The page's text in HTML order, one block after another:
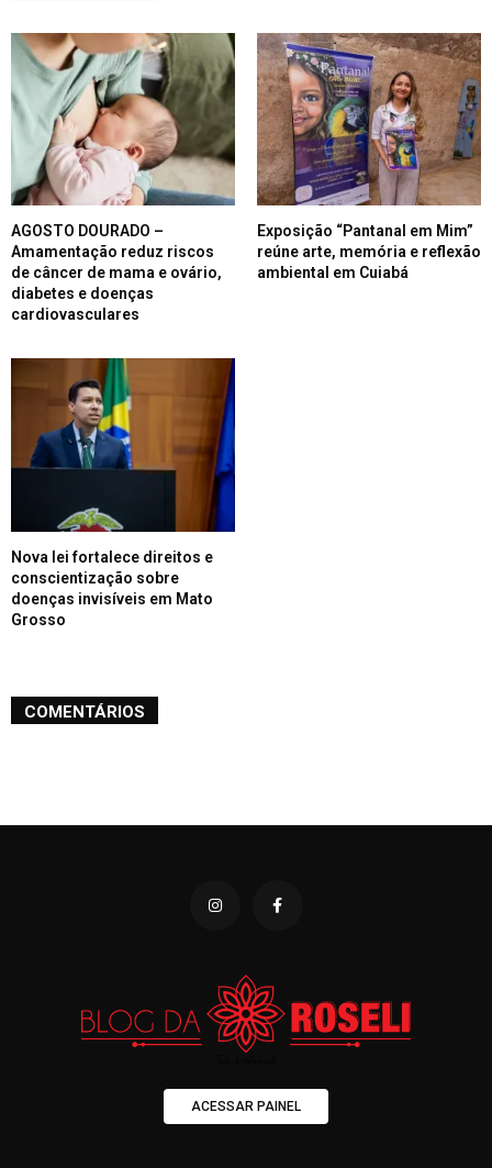
AGOSTO DOURADO –
Amamentação reduz riscos
de câncer de mama e ovário,
diabetes e doenças
cardiovasculares
Exposição “Pantanal em Mim”
reúne arte, memória e reflexão
ambiental em Cuiabá
Nova lei fortalece direitos e
conscientização sobre
doenças invisíveis em Mato
Grosso
COMENTÁRIOS
ACESSAR PAINEL